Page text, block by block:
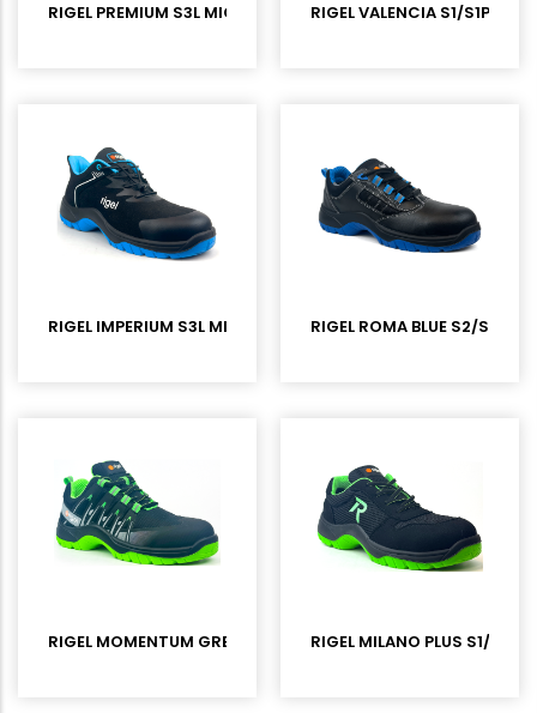
RIGEL PREMIUM S3L MICROFIBER İŞ BOTURIGEL VALENCIA S1/S1P
RIGEL IMPERIUM S3L MICROFIBER SÜET KOMPOZİT BURUNLU
RIGEL ROMA BLUE S2/S3L
RIGEL MOMENTUM GREEN S1PL KOMPOZİT BURUNLU SPOR İŞ
RIGEL MILANO PLUS S1/